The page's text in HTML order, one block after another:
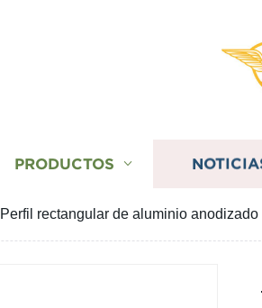
PRODUCTOS
Perfil rectangular de aluminio